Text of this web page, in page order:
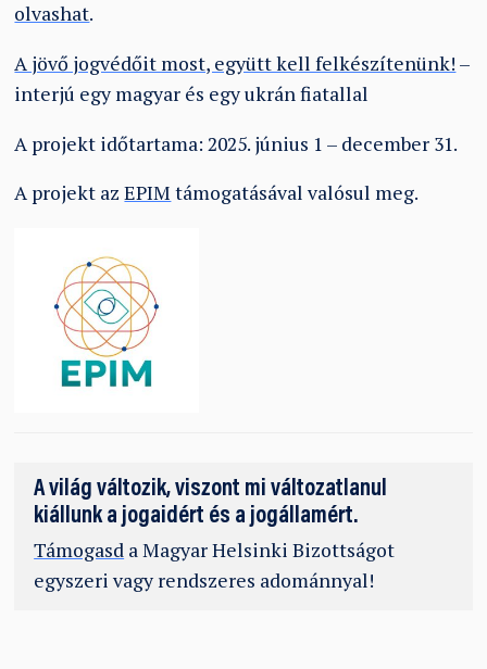
olvashat.
A jövő jogvédőit most, együtt kell felkészítenünk! –
interjú egy magyar és egy ukrán fiatallal
A projekt időtartama: 2025. június 1 – december 31.
A projekt azEPIM támogatásával valósul meg.
A világ változik, viszont mi változatlanul
kiállunk a jogaidért és a jogállamért.
Támogasd a Magyar Helsinki Bizottságot
egyszeri vagy rendszeres adománnyal!